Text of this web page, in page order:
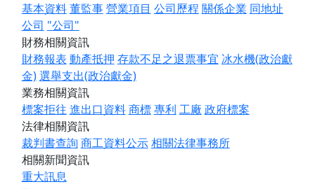
基本資料董監事營業項目 公司歷程 關係企業 同地址
公司 "公司"
財務相關資訊
財務報表 動產抵押 存款不足之退票事宜 冰水機(政治獻
金)選舉支出(政治獻金)
業務相關資訊
標案拒往 進出口資料商標專利 工廠 政府標案
法律相關資訊
裁判書查詢 商工資料公示相關法律事務所
相關新聞資訊
重大訊息